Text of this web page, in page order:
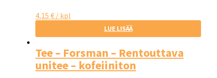
4,15 € / kpl
LUE LISÄÄ
Tee – Forsman – Rentouttava
unitee – kofeiiniton